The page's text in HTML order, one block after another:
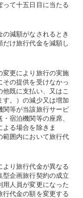
って十五日目に当たる
減額がなされるとき
け旅行代金を減額し
更により旅行の実施
の提供を受けなかっ
既に支払い、又はこ
。）の減少又は増加
関等が当該旅行サービ
宿泊機関等の座席、
る場合を除きま
範囲内において旅行代
り旅行代金が異なる
型企画旅行契約の成立
人員が変更になった
行代金の額を変更する